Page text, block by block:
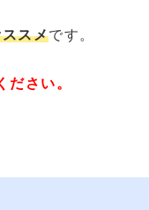
スメです。
さい。